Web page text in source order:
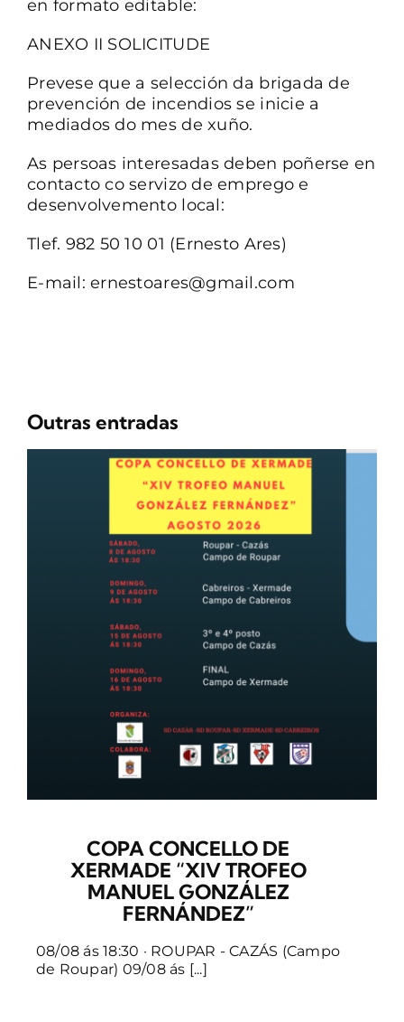
en formato editable:
ANEXO II SOLICITUDE
Prevese que a selección da brigada de
prevención de incendios se inicie a
mediados do mes de xuño.
As persoas interesadas deben poñerse en
contacto co servizo de emprego e
desenvolvemento local:
Tlef. 982 50 10 01 (Ernesto Ares)
E-mail: ernestoares@gmail.com
Outras entradas
COPA CONCELLO DE
XERMADE “XIV TROFEO
MANUEL GONZÁLEZ
FERNÁNDEZ”
08/08 ás 18:30 · ROUPAR - CAZÁS (Campo
de Roupar) 09/08 ás [...]